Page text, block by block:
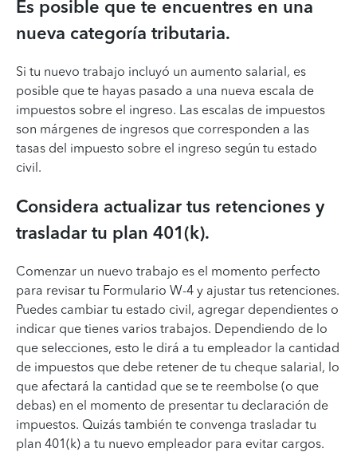
Es posible que te encuentres en una
nueva categoría tributaria.
Si tu nuevo trabajo incluyó un aumento salarial, es
posible que te hayas pasado a una nueva escala de
impuestos sobre el ingreso. Las escalas de impuestos
son márgenes de ingresos que corresponden a las
tasas del impuesto sobre el ingreso según tu estado
civil.
Considera actualizar tus retenciones y
trasladar tu plan 401(k).
Comenzar un nuevo trabajo es el momento perfecto
para revisar tu Formulario W-4 y ajustar tus retenciones.
Puedes cambiar tu estado civil, agregar dependientes o
indicar que tienes varios trabajos. Dependiendo de lo
que selecciones, esto le dirá a tu empleador la cantidad
de impuestos que debe retener de tu cheque salarial, lo
que afectará la cantidad que se te reembolse (o que
debas) en el momento de presentar tu declaración de
impuestos. Quizás también te convenga trasladar tu
plan 401(k) a tu nuevo empleador para evitar cargos.